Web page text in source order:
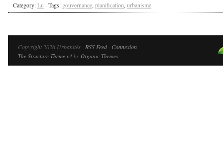
Category:Lu · Tags: gouvernance, planification, urbanisme
Copyright 2026 Urbanités · RSS Feed· Connexion
The Structure Theme v3 by Organic Themes